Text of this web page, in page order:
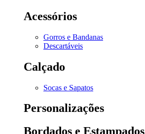
Acessórios
Gorros e Bandanas
Descartáveis
Calçado
Socas e Sapatos
Personalizações
Bordados e Estampados